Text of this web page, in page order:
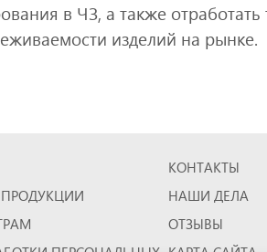
в ЧЗ, а также отработать
изделий на рынке.
КОНТАКТЫ
НАШИ ДЕЛА
ОТЗЫВЫ